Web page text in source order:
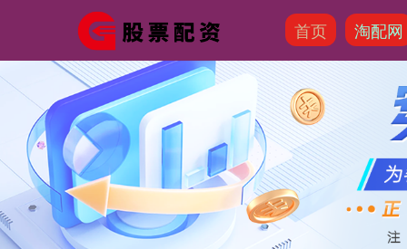
首页 淘配网